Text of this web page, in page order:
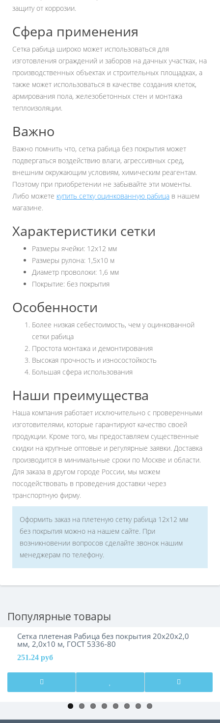
защиту от коррозии.
Сфера применения
Сетка рабица широко может использоваться для
изготовления ограждений и заборов на дачных участках, на
производственных объектах и строительных площадках, а
также может использоваться в качестве создания клеток,
армирования пола, железобетонных стен и монтажа
теплоизоляции.
Важно
Важно помнить что, сетка рабица без покрытия может
подвергаться воздействию влаги, агрессивных сред,
внешним окружающим условиям, химическим реагентам.
Поэтому при приобретении не забывайте эти моменты.
Либо можете купить сетку оцинкованную рабица в нашем
магазине.
Характеристики сетки
Размеры ячейки: 12х12 мм
Размеры рулона: 1,5х10 м
Диаметр проволоки: 1,6 мм
Покрытие: без покрытия
Особенности
Более низкая себестоимость, чем у оцинкованной
сетки рабица
Простота монтажа и демонтирования
Высокая прочность и износостойкость
Большая сфера использования
Наши преимущества
Наша компания работает исключительно с проверенными
изготовителями, которые гарантируют качество своей
продукции. Кроме того, мы предоставляем существенные
скидки на крупные оптовые и регулярные заявки. Доставка
производится в минимальные сроки по Москве и области.
Для заказа в другом городе России, мы можем
посодействовать в проведения доставки через
транспортную фирму.
Оформить заказ на плетеную сетку рабица 12х12 мм
без покрытия можно на нашем сайте. При
возникновении вопросов сделайте звонок нашим
менеджерам по телефону.
Популярные товары
Сетка плетеная Рабица без покрытия 20х20х2,0
мм, 2,0х10 м, ГОСТ 5336-80
251.24 руб